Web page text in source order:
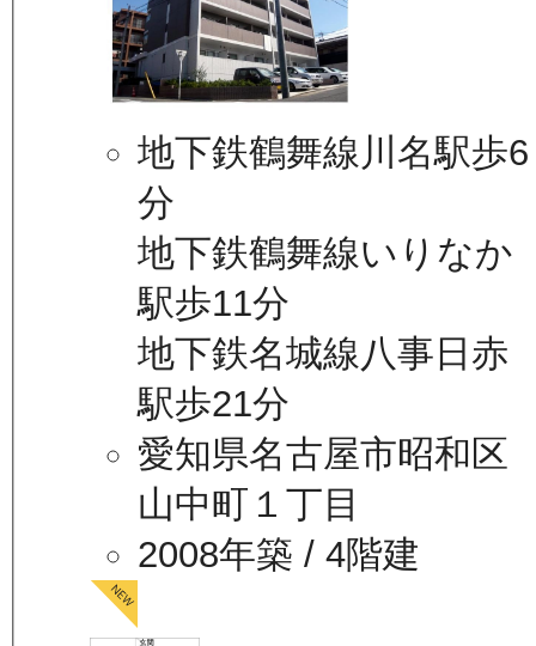
地下鉄鶴舞線川名駅歩6
分
地下鉄鶴舞線いりなか
駅歩11分
地下鉄名城線八事日赤
駅歩21分
愛知県名古屋市昭和区
山中町１丁目
2008年築 / 4階建